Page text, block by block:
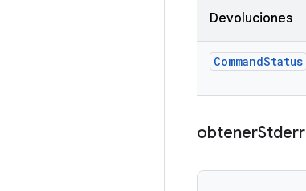
Devoluciones
CommandStatus
obtenerStderr